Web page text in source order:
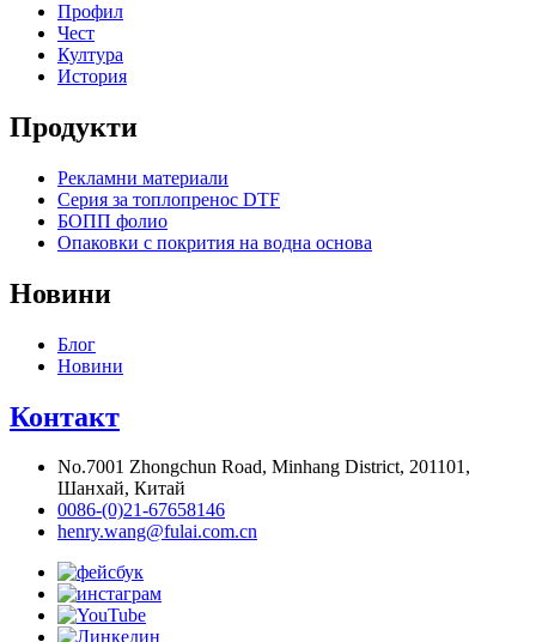
Профил
Чест
Култура
История
Продукти
Рекламни материали
Серия за топлопренос DTF
БОПП фолио
Опаковки с покрития на водна основа
Новини
Блог
Новини
Контакт
No.7001 Zhongchun Road, Minhang District, 201101,
Шанхай, Китай
0086-(0)21-67658146
henry.wang@fulai.com.cn